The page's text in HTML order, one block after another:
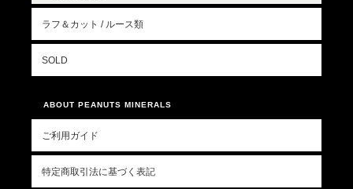
ラフ＆カット / ルース類
SOLD
ABOUT PEANUTS MINERALS
ご利用ガイド
特定商取引法に基づく表記